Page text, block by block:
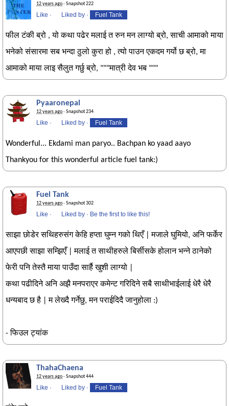
12 years ago· Snapshot 222
Like · Liked by · Fuel Tank
फील टंकी ब्रो , यो कथा पढेर मलाई त रुन मन लाग्यो ब्रो, साची आमाको माया
भनेको संसारमा सब भन्दा ठुलो कुरा हो , त्यो पाउन एकदम गर्यो छ ब्रो, मा
आमाको माया लाइ सैलुत गर्छु ब्रो, """मात्री देव भब """
Pyaaronepal
12 years ago· Snapshot 234
Like · Liked by · Fuel Tank
Wonderful... Ekdami man paryo.. Bachpan ko yaad aayo
Thankyou for this wonderful article fuel tank:)
Fuel Tank
12 years ago· Snapshot 302
Like · Liked by · Be the first to like this!
साझा छोडेर सथिहरुसंग केहि हप्ता घुम्न गको थिएँ | मजाले घुमियो, अनि फर्केर
आएपछी साझा सम्झिएँ | मलाई त साथीहरुले बिर्सीसके होलान भन्ने ठानेको
फेरी पनि तेस्तै माया पाउँदा सार्है खुशी लाग्यो |
कथा पढीदिने अनि अझै मनपराएर कमेन्ट गरिदिने सबै साथीभाईलाई धेरै धेरै
धन्यबाद छ है | म लेख्दै गर्नेछु, मन पराईदिदै जानुहोला :)
- फिउल ट्यांक
ThahaChaena
12 years ago· Snapshot 444
Like · Liked by · Fuel Tank